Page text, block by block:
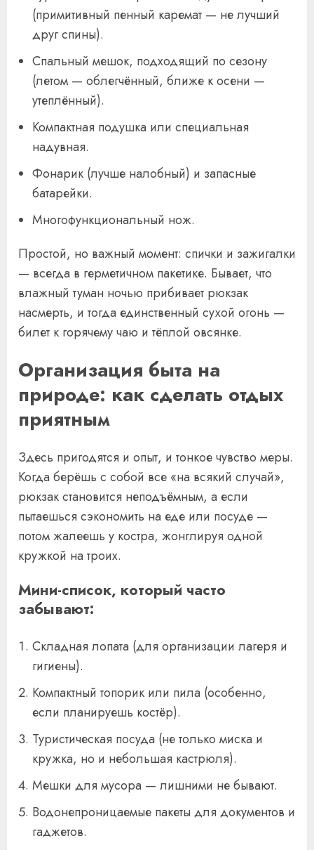
(примитивный пенный каремат — не лучший
друг спины).
Спальный мешок, подходящий по сезону
(летом — облегчённый, ближе к осени —
утеплённый).
Компактная подушка или специальная
надувная.
Фонарик (лучше налобный) и запасные
батарейки.
Многофункциональный нож.
Простой, но важный момент: спички и зажигалки
— всегда в герметичном пакетике. Бывает, что
влажный туман ночью прибивает рюкзак
насмерть, и тогда единственный сухой огонь —
билет к горячему чаю и тёплой овсянке.
Организация быта на
природе: как сделать отдых
приятным
Здесь пригодятся и опыт, и тонкое чувство меры.
Когда берёшь с собой все «на всякий случай»,
рюкзак становится неподъёмным, а если
пытаешься сэкономить на еде или посуде —
потом жалеешь у костра, жонглируя одной
кружкой на троих.
Мини-список, который часто
забывают:
Складная лопата (для организации лагеря и
гигиены).
Компактный топорик или пила (особенно,
если планируешь костёр).
Туристическая посуда (не только миска и
кружка, но и небольшая кастрюля).
Мешки для мусора — лишними не бывают.
Водонепроницаемые пакеты для документов и
гаджетов.